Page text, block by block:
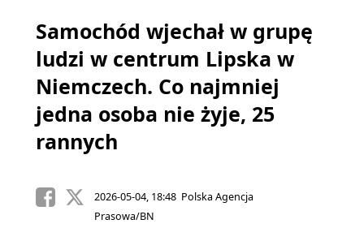
Samochód wjechał w grupę
ludzi w centrum Lipska w
Niemczech. Co najmniej
jedna osoba nie żyje, 25
rannych
2026-05-04, 18:48 Polska Agencja
Prasowa/BN